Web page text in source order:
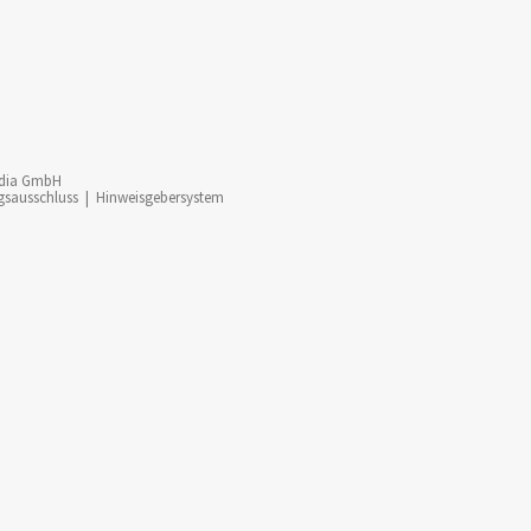
GmbH
| Hinweisgebersystem